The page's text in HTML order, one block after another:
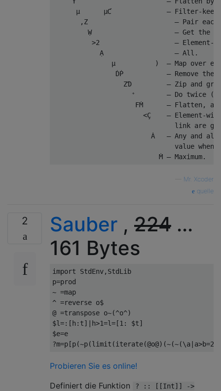
µ      µƇ              – Filter-
,Z                      – Pair
Ẉ                     – Get the
>2                   – Element-
            Ạ                  – All.
µ          )  – Map over
ḊṖ           – Remove the
ZƊ         – Zip and
⁺        – Do twice
FṀ      – Flatten,
<Ç    – Element-
link are
Ȧ   – Any and
value when
Mr. Xcoder
quelle
2 Sauber , 224 ...
161 Bytes
import StdEnv,StdLib
p=prod
~ =map
^ =reverse o$
@ =transpose o~(^o^)
$l=:[h:t]|h>1=l=[1: $t]
$e=e
Probieren Sie es online!
Definiert die Funktion
? :: [[Int]] ->